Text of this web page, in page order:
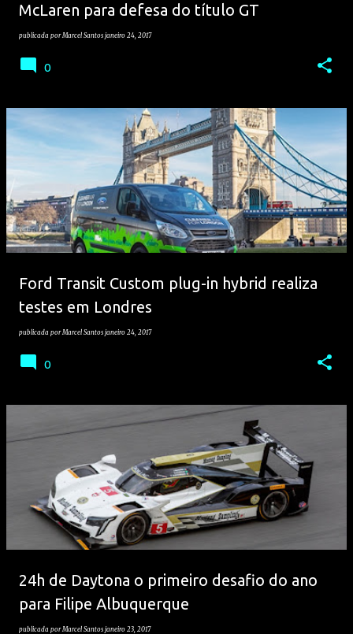
McLaren para defesa do título GT
publicada porMarcel Santos janeiro 24, 2017
0
Ford Transit Custom plug-in hybrid realiza
testes em Londres
publicada porMarcel Santos janeiro 24, 2017
0
24h de Daytona o primeiro desafio do ano
para Filipe Albuquerque
publicada porMarcel Santos janeiro 23, 2017